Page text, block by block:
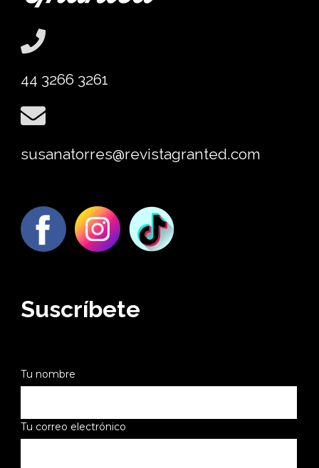
44 3266 3261
susanatorres@revistagranted.com
Suscríbete
Tu nombre
Tu correo electrónico